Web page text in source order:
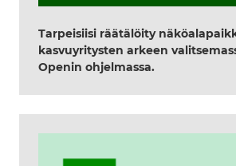
Tarpeisiisi räätälöity
kasvuyritysten arkeen
Openin ohjelmassa.